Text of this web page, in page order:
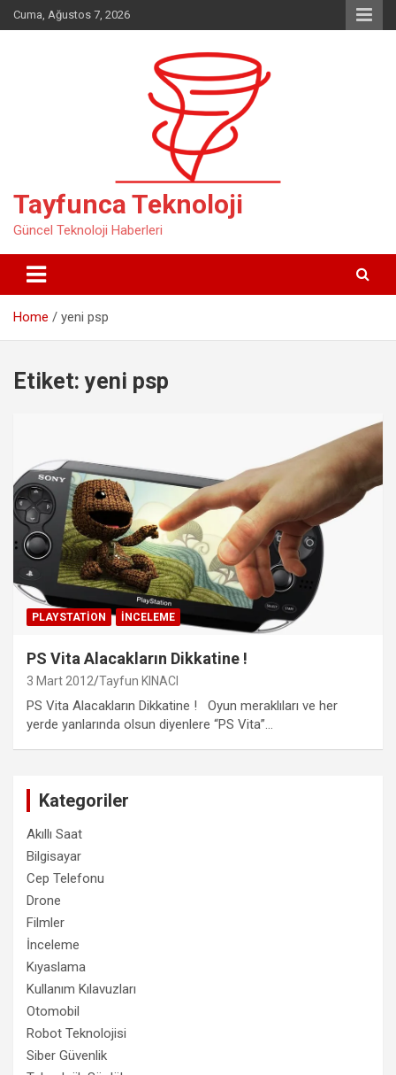
Skip
to
Cuma, Ağustos 7, 2026
Tayfunca Teknoloji
Güncel Teknoloji Haberleri
Home yeni psp
Etiket:yeni psp
PLAYSTATION İNCELEME
PS Vita Alacakların Dikkatine !
3 Mart 2012 Tayfun KINACI
PS Vita Alacakların Dikkatine ! Oyun meraklıları ve her
yerde yanlarında olsun diyenlere “PS Vita”…
Kategoriler
Akıllı Saat
Bilgisayar
Cep Telefonu
Drone
Filmler
İnceleme
Kıyaslama
Kullanım Kılavuzları
Otomobil
Robot Teknolojisi
Siber Güvenlik